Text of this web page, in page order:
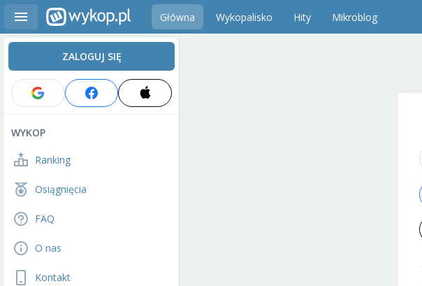
Główna Wykopalisko Hity Mikroblog
ZALOGUJ SIĘ
WYKOP
Ranking
Osiągnięcia
FAQ
O nas
Kontakt